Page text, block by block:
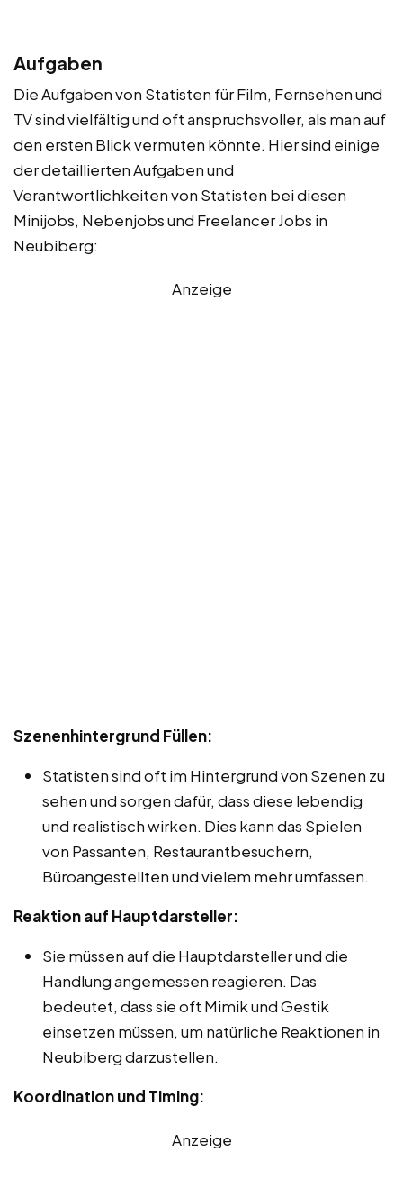
Aufgaben
Die Aufgaben von Statisten für Film, Fernsehen und
TV sind vielfältig und oft anspruchsvoller, als man auf
den ersten Blick vermuten könnte. Hier sind einige
der detaillierten Aufgaben und
Verantwortlichkeiten von Statisten bei diesen
Minijobs, Nebenjobs und Freelancer Jobs in
Neubiberg:
Anzeige
Szenenhintergrund Füllen:
Statisten sind oft im Hintergrund von Szenen zu
sehen und sorgen dafür, dass diese lebendig
und realistisch wirken. Dies kann das Spielen
von Passanten, Restaurantbesuchern,
Büroangestellten und vielem mehr umfassen.
Reaktion auf Hauptdarsteller:
Sie müssen auf die Hauptdarsteller und die
Handlung angemessen reagieren. Das
bedeutet, dass sie oft Mimik und Gestik
einsetzen müssen, um natürliche Reaktionen in
Neubiberg darzustellen.
Koordination und Timing:
Anzeige